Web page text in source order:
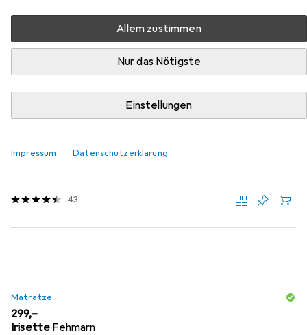
Allem zustimmen
Nur das Nötigste
Einstellungen
Impressum Datenschutzerklärung
aus der Kategorie Matratze.
Relevanz
EUR
169,99
Bestschlaf
Visko Gästematratze
43
Matratze
EUR
299,–
Irisette Fehmarn